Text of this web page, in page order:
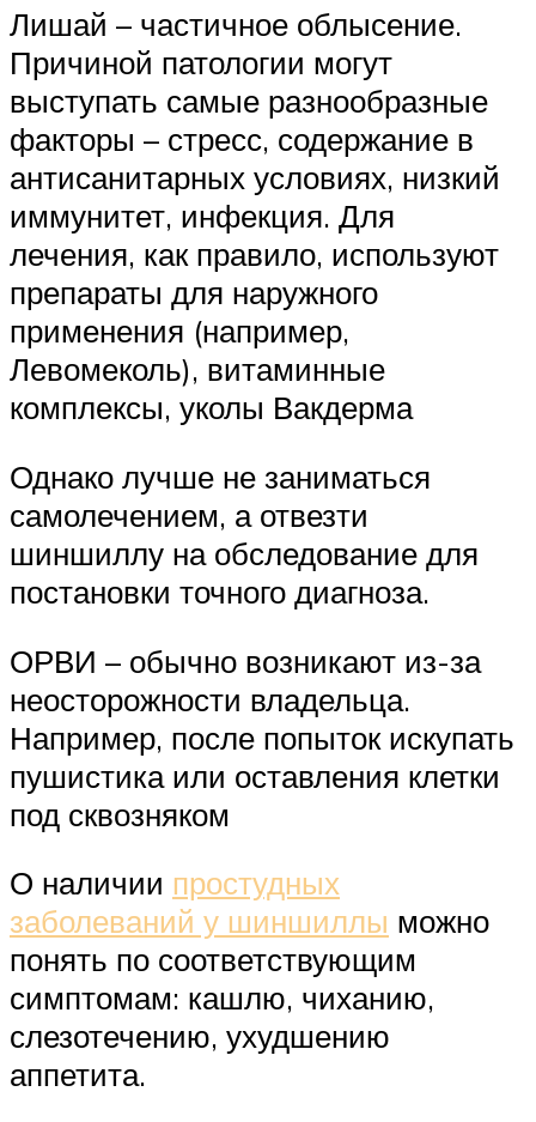
Лишай – частичное облысение.
Причиной патологии могут
выступать самые разнообразные
факторы – стресс, содержание в
антисанитарных условиях, низкий
иммунитет, инфекция. Для
лечения, как правило, используют
препараты для наружного
применения (например,
Левомеколь), витаминные
комплексы, уколы Вакдерма
Однако лучше не заниматься
самолечением, а отвезти
шиншиллу на обследование для
постановки точного диагноза.
ОРВИ – обычно возникают из-за
неосторожности владельца.
Например, после попыток искупать
пушистика или оставления клетки
под сквозняком
О наличии простудных
заболеваний у шиншиллы можно
понять по соответствующим
симптомам: кашлю, чиханию,
слезотечению, ухудшению
аппетита.